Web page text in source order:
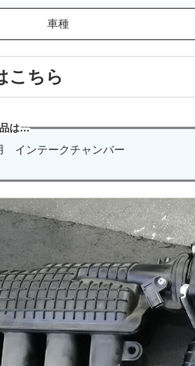
車種
こちら
品は…
インテークチャンバー